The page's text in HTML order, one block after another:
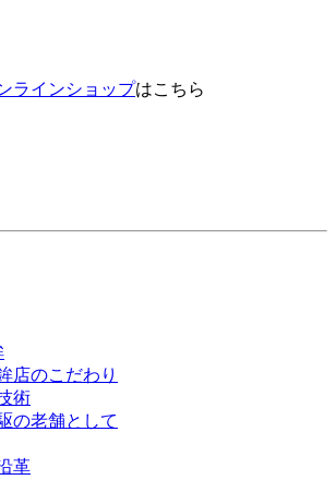
ラインショップはこちら
店のこだわり
術
の老舗として
革